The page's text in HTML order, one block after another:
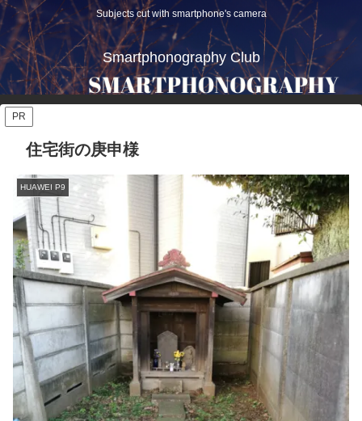
Subjects cut with smartphone's camera
Smartphonography Club
PR
住宅街の庚申様
HUAWEI P9